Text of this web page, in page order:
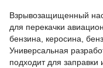
Взрывозащищенный
для перекачки
бензина, керосина,
Универсальная
подходит для заправки